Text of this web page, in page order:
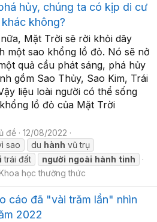
hủy, chúng ta có kịp di cư
không?
Mặt Trời sẽ rời khỏi dãy
một sao khổng lồ đỏ. Nó sẽ nở
quả cầu phát sáng, phá hủy
gồm Sao Thủy, Sao Kim, Trái
liệu loài người có thể sống
lồ đỏ của Mặt Trời
đề
12/08/2022
sao du hành vũ trụ
trái đất người ngoài hành tinh
học thường thức
cáo đã "vài trăm lần" nhìn
2022